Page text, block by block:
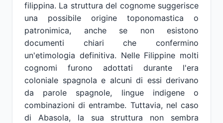
filippina. La struttura del cognome suggerisce
una possibile origine toponomastica o
patronimica, anche se non esistono
documenti chiari che confermino
un'etimologia definitiva. Nelle Filippine molti
cognomi furono adottati durante l'era
coloniale spagnola e alcuni di essi derivano
da parole spagnole, lingue indigene o
combinazioni di entrambe. Tuttavia, nel caso
di Abasola, la sua struttura non sembra